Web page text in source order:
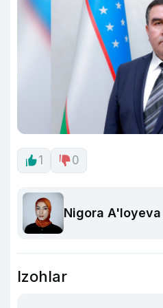
1 0
Nigora A'loyeva
Izohlar